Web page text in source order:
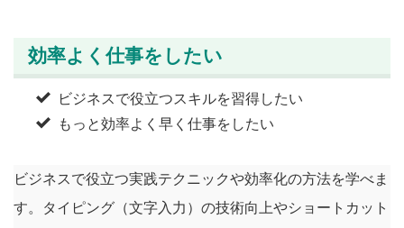
効率よく仕事をしたい
ビジネスで役立つスキルを習得したい
もっと効率よく早く仕事をしたい
ビジネスで役立つ実践テクニックや効率化の方法を学べま
す。タイピング（文字入力）の技術向上やショートカット